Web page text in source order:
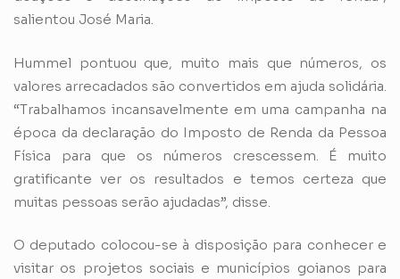
salientou José Maria.
Hummel pontuou que, muito mais que números, os
valores arrecadados são convertidos em ajuda solidária.
“Trabalhamos incansavelmente em uma campanha na
época da declaração do Imposto de Renda da Pessoa
Física para que os números crescessem. É muito
gratificante ver os resultados e temos certeza que
muitas pessoas serão ajudadas”, disse.
O deputado colocou-se à disposição para conhecer e
visitar os projetos sociais e municípios goianos para